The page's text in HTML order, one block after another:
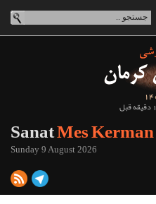
SanatMes Kerman
Sunday 9 August 2026